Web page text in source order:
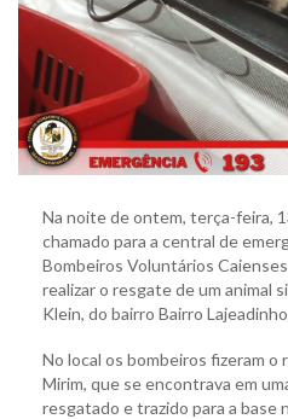
Na noite de ontem, terça-feira,
chamado para a central de
Bombeiros Voluntários
realizar o resgate de um animal
Klein, do bairro Bairro
No local os bombeiros fizeram o
Mirim, que se encontrava em
resgatado e trazido para a base